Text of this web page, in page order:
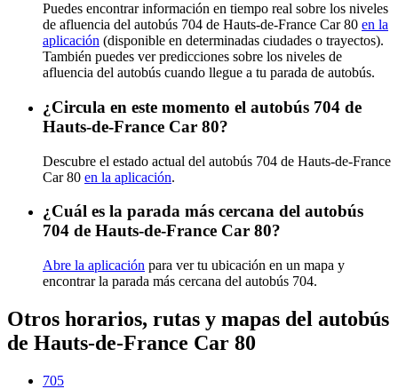
Puedes encontrar información en tiempo real sobre los niveles
de afluencia del autobús 704 de Hauts-de-France Car 80 en la
aplicación (disponible en determinadas ciudades o trayectos).
También puedes ver predicciones sobre los niveles de
afluencia del autobús cuando llegue a tu parada de autobús.
¿Circula en este momento el autobús 704 de
Hauts-de-France Car 80?
Descubre el estado actual del autobús 704 de Hauts-de-France
Car 80 en la aplicación.
¿Cuál es la parada más cercana del autobús
704 de Hauts-de-France Car 80?
Abre la aplicación para ver tu ubicación en un mapa y
encontrar la parada más cercana del autobús 704.
Otros horarios, rutas y mapas del autobús
de Hauts-de-France Car 80
705